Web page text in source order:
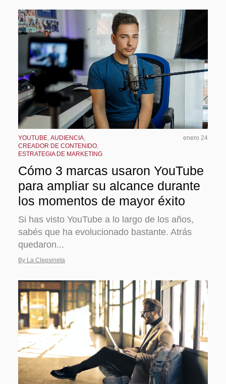
YOUTUBE AUDIENCIA
CREADOR DE CONTENIDO
ESTRATEGIA DE MARKETING
enero 24
Cómo 3 marcas usaron YouTube
para ampliar su alcance durante
los momentos de mayor éxito
Si has visto YouTube a lo largo de los años,
sabés que ha evolucionado bastante. Atrás
quedaron...
By La Clepsineta